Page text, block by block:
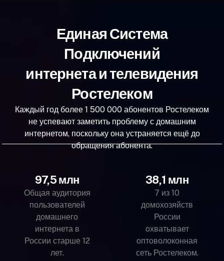
Единая Система
Подключений
интернета и телевидения
Ростелеком
Каждый год более 1 500 000 абонентов Ростелеком
не успевают заметить проблему с домашним
интернетом, поскольку она устраняется ещё до
обращения абонента.
97,5 млн
Общая аудитория
пользователей
домашнего
интернета в
России старше 12
лет.
38,1 млн
7 из 10
домохозяйств
России
охватывает
оптоволоконная
сеть Ростелеком.